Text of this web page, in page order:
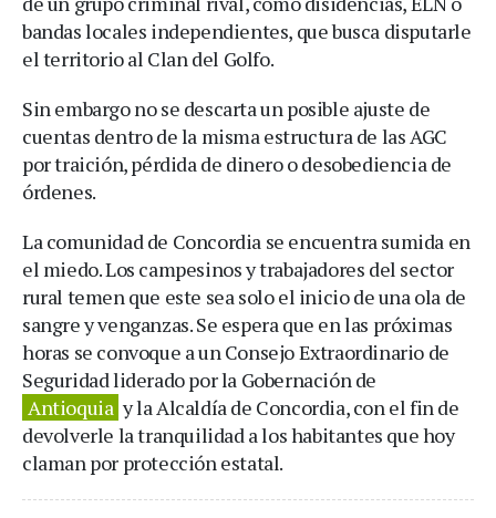
bandas locales independientes, que busca disputarle
el territorio al Clan del Golfo.
Sin embargo no se descarta un posible ajuste de
cuentas dentro de la misma estructura de las AGC
por traición, pérdida de dinero o desobediencia de
órdenes.
La comunidad de Concordia se encuentra sumida en
el miedo. Los campesinos y trabajadores del sector
rural temen que este sea solo el inicio de una ola de
sangre y venganzas. Se espera que en las próximas
horas se convoque a un Consejo Extraordinario de
Seguridad liderado por la Gobernación de
Antioquia y la Alcaldía de Concordia, con el fin de
devolverle la tranquilidad a los habitantes que hoy
claman por protección estatal.